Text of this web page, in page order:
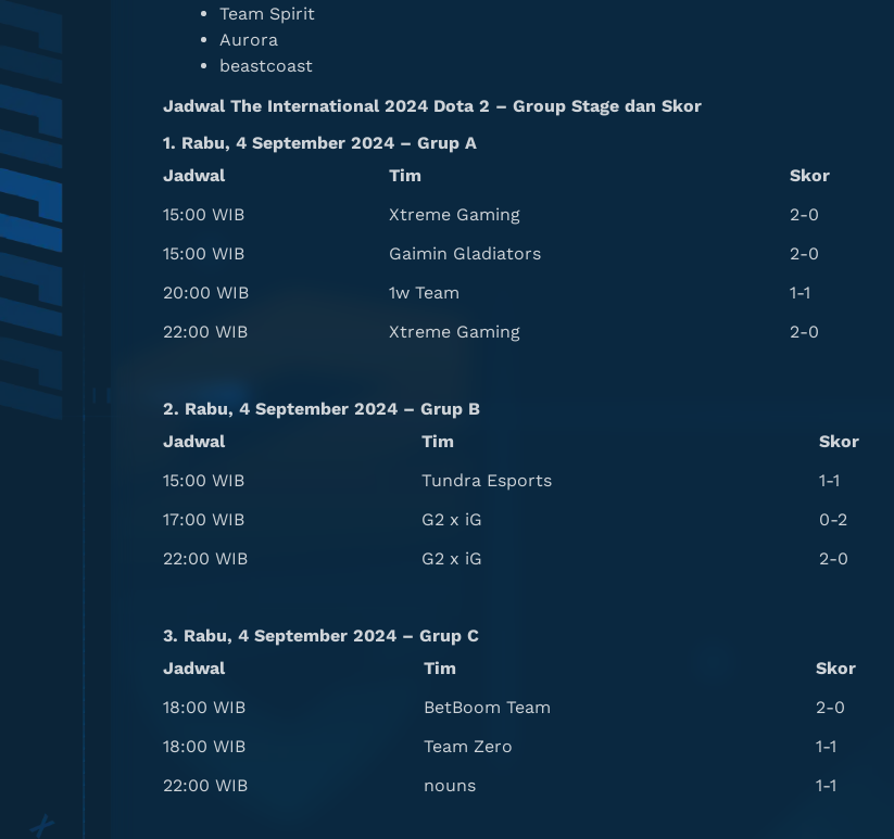
Team Spirit
Aurora
beastcoast
Jadwal The International 2024 Dota 2 – Group Stage dan Skor
1. Rabu, 4 September 2024 – Grup A
Jadwal
Tim Skor
15:00 WIB
Xtreme Gaming 2-0
15:00 WIB
Gaimin Gladiators 2-0
20:00 WIB
1w Team 1-1
22:00 WIB
Xtreme Gaming 2-0
2. Rabu, 4 September 2024 – Grup B
Jadwal
Tim Skor
15:00 WIB
Tundra Esports 1-1
17:00 WIB
G2 x iG 0-2
22:00 WIB
G2 x iG 2-0
3. Rabu, 4 September 2024 – Grup C
Jadwal
Tim Skor
18:00 WIB
BetBoom Team 2-0
18:00 WIB
Team Zero 1-1
22:00 WIB
nouns 1-1